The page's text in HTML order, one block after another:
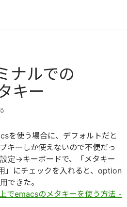
ナルでの
キー
を使う場合に、デフォルトだと
キーしか使えないので不便だっ
定→キーボードで、「メタキー
」にチェックを入れると、option
できた。
でemacsのメタキーを使う方法 -